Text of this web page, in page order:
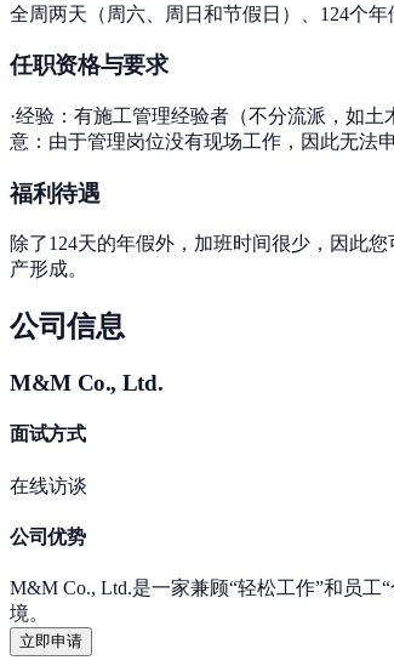
全周两天（周六、周日和节假日）、124个
任职资格与要求
·经验：有施工管理经验者（不分流派，如
意：由于管理岗位没有现场工作，因此无法
福利待遇
除了124天的年假外，加班时间很少，因此
产形成。
公司信息
M&M Co., Ltd.
面试方式
在线访谈
公司优势
M&M Co., Ltd.是一家兼顾“轻松工作”和员
境。
立即申请